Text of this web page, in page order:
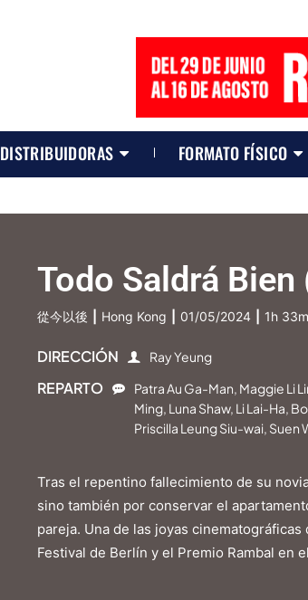
DISTRIBUIDORAS FORMATO FÍSICO
Todo Saldrá Bien
從今以後 Hong Kong 01/05/2024 1h 33m
DIRECCIÓN Ray Yeung
REPARTO
Patra Au Ga-Man, Maggie Li
Ming, Luna Shaw, Li Lai-Ha,
Priscilla Leung Siu-wai, Suen
Tras el repentino fallecimiento de su
sino también por conservar el
pareja. Una de las joyas
Festival de Berlín y el Premio Rambal en